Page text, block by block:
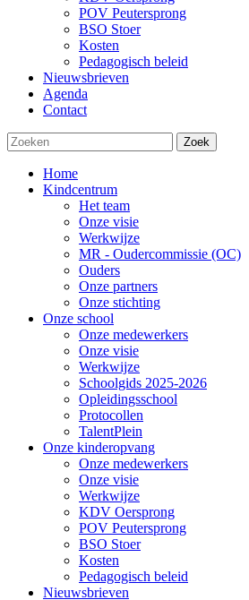
POV Peutersprong
BSO Stoer
Kosten
Pedagogisch beleid
Nieuwsbrieven
Agenda
Contact
Zoek
Home
Kindcentrum
Het team
Onze visie
Werkwijze
MR - Oudercommissie (OC)
Ouders
Onze partners
Onze stichting
Onze school
Onze medewerkers
Onze visie
Werkwijze
Schoolgids 2025-2026
Opleidingsschool
Protocollen
TalentPlein
Onze kinderopvang
Onze medewerkers
Onze visie
Werkwijze
KDV Oersprong
POV Peutersprong
BSO Stoer
Kosten
Pedagogisch beleid
Nieuwsbrieven